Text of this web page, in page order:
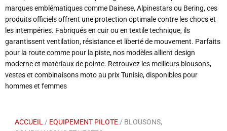
marques emblématiques comme Dainese, Alpinestars ou Bering, ces
produits officiels offrent une protection optimale contre les chocs et
les intempéries. Fabriqués en cuir ou en textile technique, ils
garantissent ventilation, résistance et liberté de mouvement. Parfaits
pour la route comme pour la piste, nos modèles allient design
moderne et matériaux de pointe. Retrouvez les meilleurs blousons,
vestes et combinaisons moto au prix Tunisie, disponibles pour
hommes et femmes
ACCUEIL / EQUIPEMENT PILOTE / BLOUSONS,